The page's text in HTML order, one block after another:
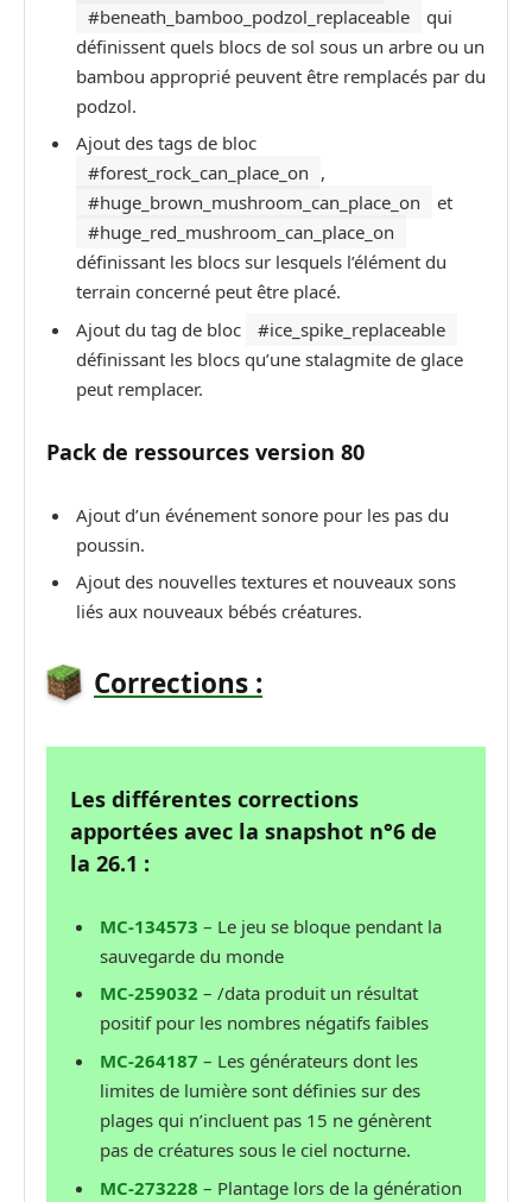
#beneath_bamboo_podzol_replaceable
qui
définissent quels blocs de sol sous un arbre ou un
bambou approprié peuvent être remplacés par du
podzol.
Ajout des tags de bloc
#forest_rock_can_place_on ,
#huge_brown_mushroom_can_place_on
et
#huge_red_mushroom_can_place_on
définissant les blocs sur lesquels l’élément du
terrain concerné peut être placé.
Ajout du tag de bloc
#ice_spike_replaceable
définissant les blocs qu’une stalagmite de glace
peut remplacer.
Pack de ressources version 80
Ajout d’un événement sonore pour les pas du
poussin.
Ajout des nouvelles textures et nouveaux sons
liés aux nouveaux bébés créatures.
Corrections :
Les différentes corrections
apportées avec la snapshot n°6 de
la 26.1 :
MC-134573 – Le jeu se bloque pendant la
sauvegarde du monde
MC-259032 – /data produit un résultat
positif pour les nombres négatifs faibles
MC-264187 – Les générateurs dont les
limites de lumière sont définies sur des
plages qui n’incluent pas 15 ne génèrent
pas de créatures sous le ciel nocturne.
MC-273228 – Plantage lors de la génération